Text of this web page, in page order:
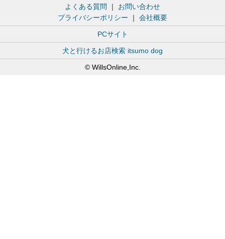
よくある質問
｜ お問い合わせ
プライバシーポリシー ｜ 会社概要
PCサイト
犬と行けるお店検索 itsumo dog
© WillsOnline,Inc.